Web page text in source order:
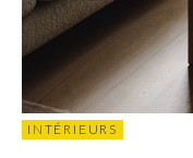
INTÉRIEURS